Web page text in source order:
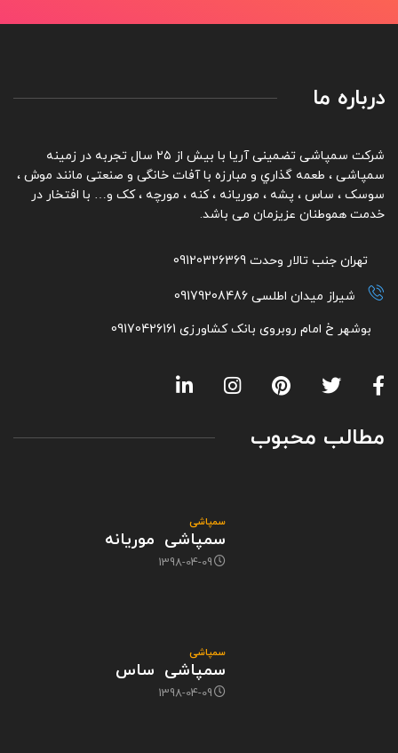
درباره ما
شرکت سمپاشی تضمینی آریا با بیش از ۲۵ سال تجربه در زمینه
سمپاشی ، طعمه گذاري و مبارزه با آفات خانگی و صنعتی مانند موش ،
سوسک ، ساس ، پشه ، موریانه ، کنه ، مورچه ، کک و… با افتخار در
خدمت هموطنان عزیزمان می باشد.
تهران جنب تالار وحدت 09120326369
شیراز میدان اطلسی 09179208486
بوشهر خ امام روبروی بانک کشاورزی 09170426161
مطالب محبوب
سمپاشی
سمپاشی موریانه
1398-04-09
سمپاشی
سمپاشی ساس
1398-04-09